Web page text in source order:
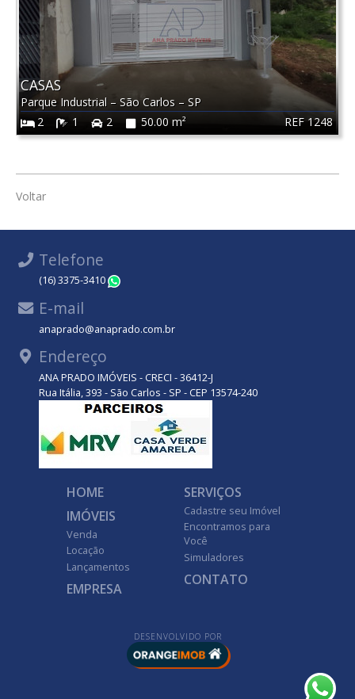
REF 1248
CASAS
Parque Industrial – São Carlos – SP
2
1 2 50.00 m²
Voltar
Telefone
(16) 3375-3410
E-mail
anaprado@anaprado.com.br
Endereço
ANA PRADO IMÓVEIS - CRECI - 36412-J
Rua Itália, 393 - São Carlos - SP - CEP 13574-240
HOME
IMÓVEIS
Venda
Locação
Lançamentos
EMPRESA
SERVIÇOS
Cadastre seu Imóvel
Encontramos para
Você
Simuladores
CONTATO
DESENVOLVIDO POR